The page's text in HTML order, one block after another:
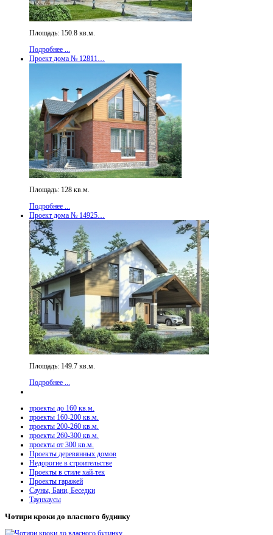
Площадь: 150.8 кв.м.
Подробнее ...
Проект дома № 12811…
Площадь: 128 кв.м.
Подробнее ...
Проект дома № 14925…
Площадь: 149.7 кв.м.
Подробнее ...
проекты до 160 кв.м.
проекты 160-200 кв.м.
проекты 200-260 кв.м.
проекты 260-300 кв.м.
проекты от 300 кв.м.
Проекты деревянных домов
Недорогие в строительстве
Проекты в стиле хай-тек
Проекты гаражей
Сауны, Бани, Беседки
Таунхаусы
Чотири кроки до власного будинку